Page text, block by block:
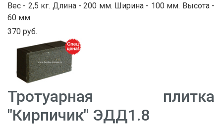
Вес - 2,5 кг. Длина - 200 мм. Ширина - 100 мм. Высота -
60 мм.
370 руб.
Тротуарная плитка
"Кирпичик" ЭДД1.8